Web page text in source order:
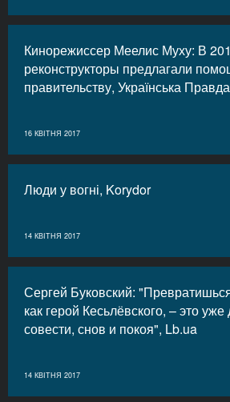
Кинорежиссер Меелис Муху: В
реконструкторы предлагали
правительству, Українська
16 КВІТНЯ 2017
Люди у вогні, Korydor
14 КВІТНЯ 2017
Сергей Буковский:
как герой Кесьлёвского, – это
совести, снов и покоя", Lb.ua
14 КВІТНЯ 2017